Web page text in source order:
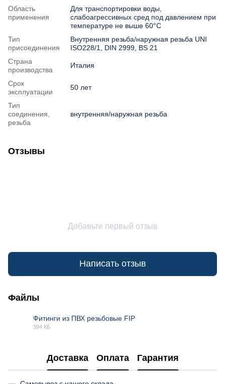
Область
применения
Для транспортировки воды,
слабоагрессивных сред под давлением при
температуре не выше 60°С
Тип
присоединения
Внутренняя резьба/наружная резьба UNI
ISO228/1, DIN 2999, BS 21
Страна
производства
Италия
Срок
эксплуатации
50 лет
Тип
соединения,
резьба
внутренняя/наружная резьба
Отзывы
Добавьте первый отзыв
Написать отзыв
Файлы
Фитинги из ПВХ резьбовые FIP
394 КБ
Доставка Оплата Гарантия